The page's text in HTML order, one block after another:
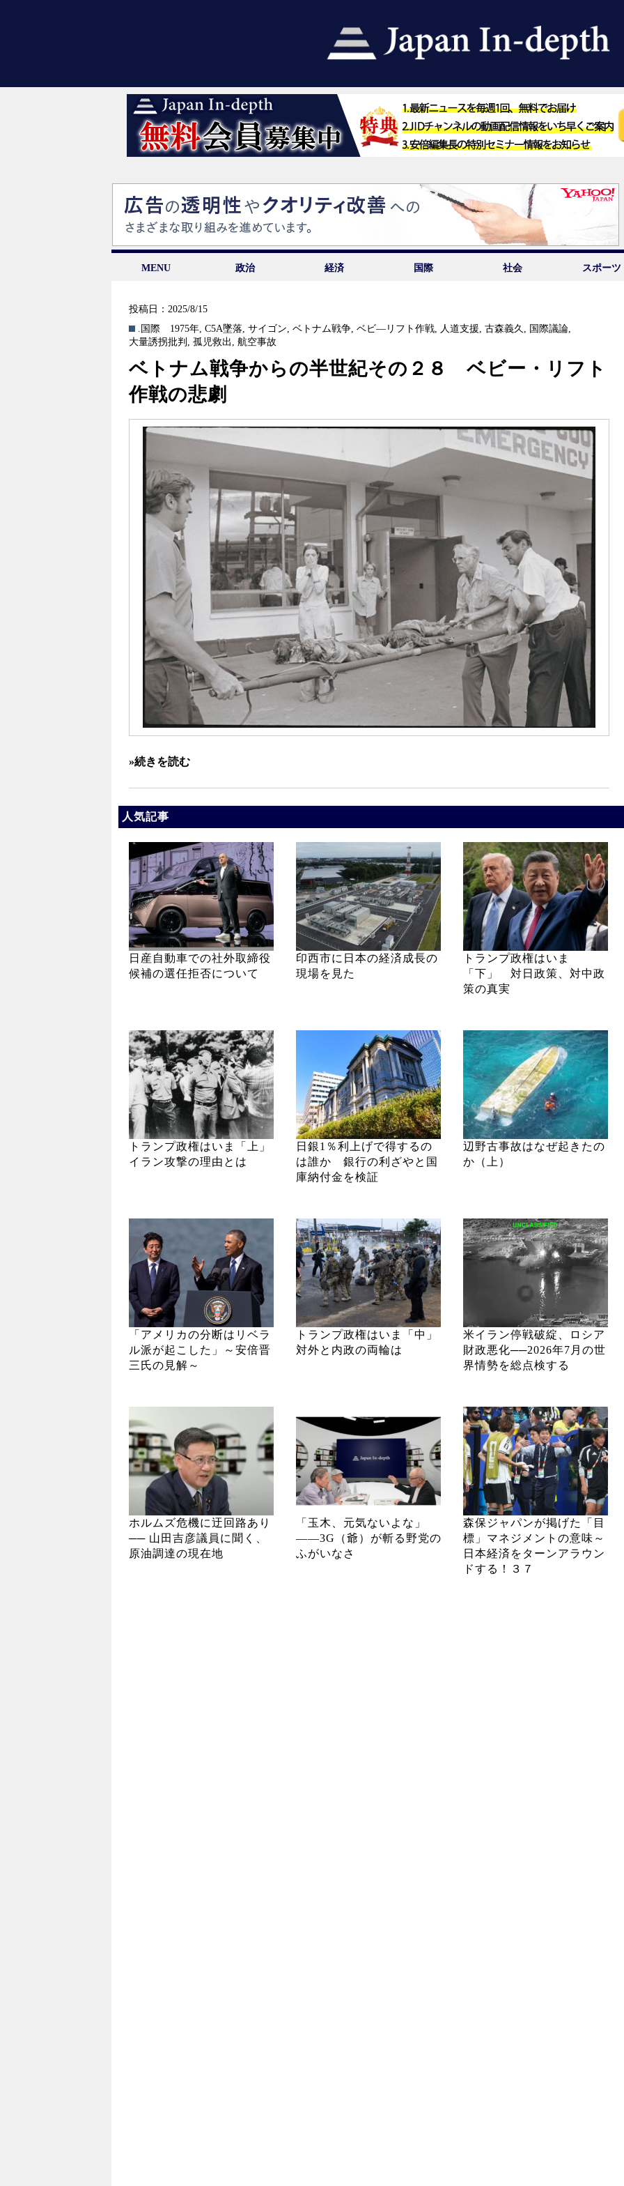
MENU 政治 経済 国際 社会 スポーツ
投稿日：2025/8/15
.国際
1975年,C5A墜落,サイゴン,ベトナム戦争,ベビ―リフト作戦, 人道支援,古森義久 , 国際議論,
大量誘拐批判 , 孤児救出 , 航空事故
ベトナム戦争からの半世紀その２８ ベビー・リフト
作戦の悲劇
»続きを読む
人気記事
日産自動車での社外取締役
候補の選任拒否について
印西市に日本の経済成長の
現場を見た
トランプ政権はいま
「下」 対日政策、対中政
策の真実
トランプ政権はいま「上」
イラン攻撃の理由とは
日銀1％利上げで得するの
は誰か 銀行の利ざやと国
庫納付金を検証
辺野古事故はなぜ起きたの
か（上）
「アメリカの分断はリベラ
ル派が起こした」～安倍晋
三氏の見解～
トランプ政権はいま「中」
対外と内政の両輪は
米イラン停戦破綻、ロシア
財政悪化──2026年7月の世
界情勢を総点検する
ホルムズ危機に迂回路あり
── 山田吉彦議員に聞く、
原油調達の現在地
「玉木、元気ないよな」
――3G（爺）が斬る野党の
ふがいなさ
森保ジャパンが掲げた「目
標」マネジメントの意味～
日本経済をターンアラウン
ドする！３７